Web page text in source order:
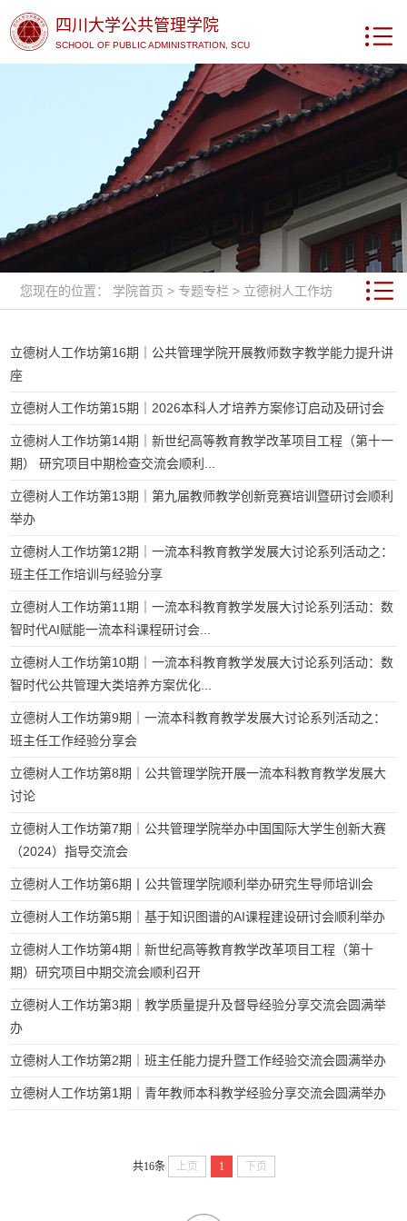
四川大学公共管理学院
SCHOOL OF PUBLIC ADMINISTRATION, SCU
您现在的位置： 学院首页 > 专题专栏 > 立德树人工作坊
立德树人工作坊第16期｜公共管理学院开展教师数字教学能力提升讲
座
立德树人工作坊第15期｜2026本科人才培养方案修订启动及研讨会
立德树人工作坊第14期｜新世纪高等教育教学改革项目工程（第十一
期） 研究项目中期检查交流会顺利...
立德树人工作坊第13期｜第九届教师教学创新竞赛培训暨研讨会顺利
举办
立德树人工作坊第12期｜一流本科教育教学发展大讨论系列活动之：
班主任工作培训与经验分享
立德树人工作坊第11期｜一流本科教育教学发展大讨论系列活动：数
智时代AI赋能一流本科课程研讨会...
立德树人工作坊第10期｜一流本科教育教学发展大讨论系列活动：数
智时代公共管理大类培养方案优化...
立德树人工作坊第9期｜一流本科教育教学发展大讨论系列活动之：
班主任工作经验分享会
立德树人工作坊第8期｜公共管理学院开展一流本科教育教学发展大
讨论
立德树人工作坊第7期｜公共管理学院举办中国国际大学生创新大赛
（2024）指导交流会
立德树人工作坊第6期丨公共管理学院顺利举办研究生导师培训会
立德树人工作坊第5期｜基于知识图谱的AI课程建设研讨会顺利举办
立德树人工作坊第4期｜新世纪高等教育教学改革项目工程（第十
期）研究项目中期交流会顺利召开
立德树人工作坊第3期｜教学质量提升及督导经验分享交流会圆满举
办
立德树人工作坊第2期｜班主任能力提升暨工作经验交流会圆满举办
立德树人工作坊第1期｜青年教师本科教学经验分享交流会圆满举办
共16条 上页 1 下页